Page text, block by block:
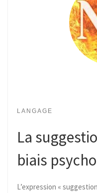
LANGAGE
La
biais
L’expression «